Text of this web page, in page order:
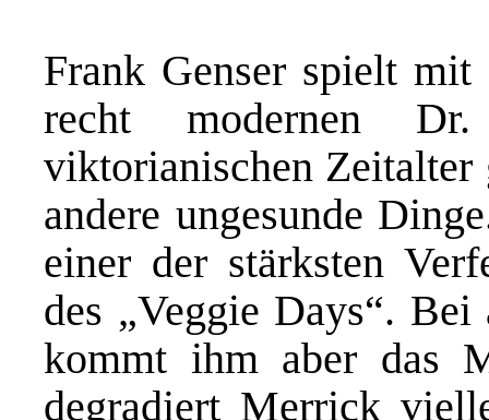
Frank Genser spielt
recht modernen
viktorianischen Zeitalter
andere ungesunde
einer der stärksten
des „Veggie Days“.
kommt ihm aber das
degradiert Merrick